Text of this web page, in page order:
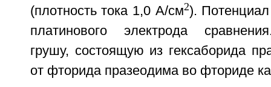
(плотность тока 1,0 А/см2).
платинового электрода
грушу, состоящую из гексаборида
от фторида празеодима во фториде